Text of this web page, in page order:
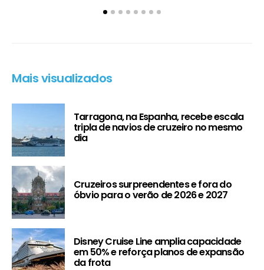
Mais visualizados
Tarragona, na Espanha, recebe escala
tripla de navios de cruzeiro no mesmo
dia
Cruzeiros surpreendentes e fora do
óbvio para o verão de 2026 e 2027
Disney Cruise Line amplia capacidade
em 50% e reforça planos de expansão
da frota